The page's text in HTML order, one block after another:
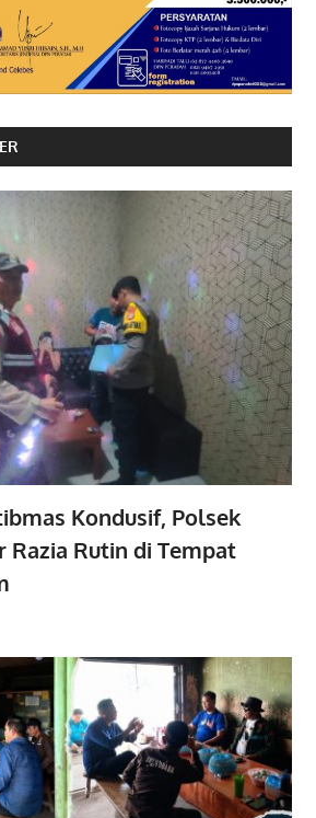
Kondusif, Polsek
Razia Rutin di Tempat